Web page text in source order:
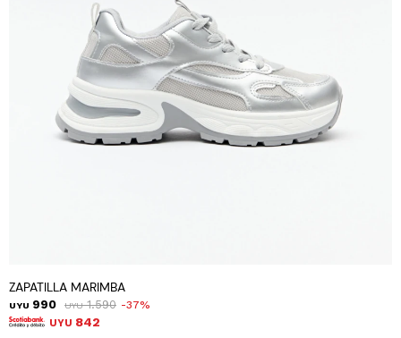
ZAPATILLA MARIMBA
UYU 990 UYU 1.590 37
UYU 842